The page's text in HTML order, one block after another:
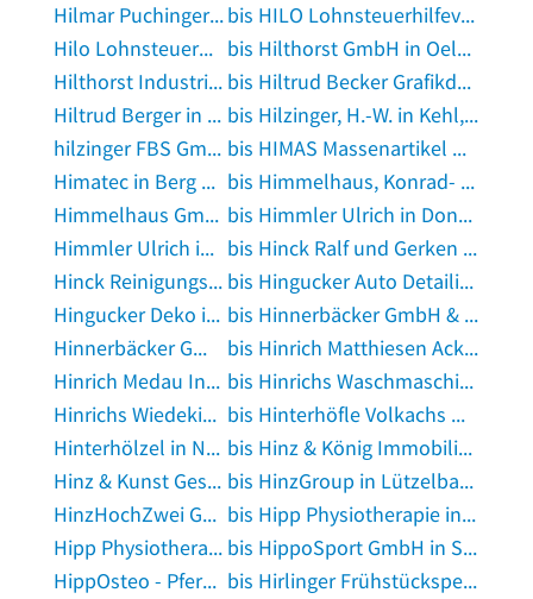
Hilmar Puchinger Transportunternehmen in Forchheim, Oberfranken
bis HILO Lohnsteuerhilfeverein e.V. - Beratungsstelle Daniel Bahn in Oberthulba
Hilo Lohnsteuerhilfeverein e.V. Alexander Hartmann Steuerberater in Beverungen
bis Hilthorst GmbH in Oelde, Westfalen
Hilthorst Industrieller Sonderbau u. Handel mit Baustoffen, Hubertus in Oelde, Westfalen
bis Hiltrud Becker Grafikdesign in Saarbrücken
Hiltrud Berger in Oppach
bis Hilzinger, H.-W. in Kehl, Rhein
hilzinger FBS GmbH in Zülpich
bis HIMAS Massenartikel GmbH in Saal an der Donau
Himatec in Berg bei Neumarkt in der Oberpfalz
bis Himmelhaus, Konrad- R. Dipl.-Ing. Architekt in Hattingen, Ruhr
Himmelhaus GmbH & Co. KG Bauunternehmen in Ahaus
bis Himmler Ulrich in Donaueschingen
Himmler Ulrich in Hüfingen
bis Hinck Ralf und Gerken Felix GbR in Zeven
Hinck Reinigungsservice in Bargstedt, Kreis Stade
bis Hingucker Auto Detailing in Bad Oeynhausen
Hingucker Deko in Bremen
bis Hinnerbäcker GmbH & Co. KG Fil. Berstadt im Edeka in Wölfersheim
Hinnerbäcker GmbH & Co. KG Fil. Florstadt in Florstadt
bis Hinrich Matthiesen Ackerbau in Risum-Lindholm
Hinrich Medau Ingenieurbüro in Bad Säckingen
bis Hinrichs Waschmaschinen aus zweiter Hand in Delmenhorst
Hinrichs Wiedeking Partner GbR Steuerberatung und Wirtschaftsprüfung in Detmold
bis Hinterhöfle Volkachs Wein- Biergarten in Volkach
Hinterhölzel in Nürnberg, Mittelfranken
bis Hinz & König Immobilien in Rüsselsheim
Hinz & Kunst Geschenke GmbH & Co.KG in München
bis HinzGroup in Lützelbach, Odenwald
HinzHochZwei GbR Mobile Musikschule u. Veranstaltungsmusik Hinz Daniel u. Nicole Musikschule in Kirchlengern
bis Hipp Physiotherapie in Ulm, Donau
Hipp Physiotherapie Osteopathie Böfingen in Ulm, Donau
bis HippoSport GmbH in Schwäbisch Gmünd
HippOsteo - Pferdeosteopathie / Tiertherapie - Lisa Schmittat in Nieder-Olm
bis Hirlinger Frühstückspension in Burladingen